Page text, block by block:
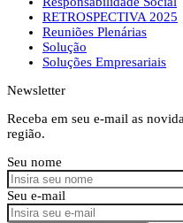
RETROSPECTIVA 2025
Reuniões Plenárias
Solução
Soluções Empresariais
Newsletter
Receba em seu e-mail as
região.
Seu nome
Seu e-mail